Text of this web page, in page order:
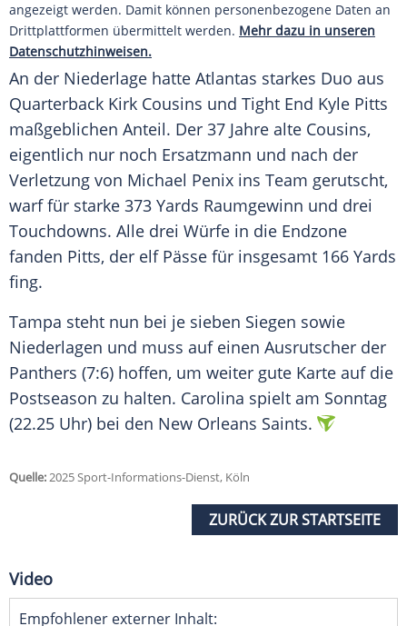
angezeigt werden. Damit können personenbezogene Daten an
Drittplattformen übermittelt werden. Mehr dazu in unseren
Datenschutzhinweisen.
An der Niederlage hatte Atlantas starkes Duo aus
Quarterback Kirk Cousins und Tight End Kyle Pitts
maßgeblichen Anteil. Der 37 Jahre alte Cousins,
eigentlich nur noch Ersatzmann und nach der
Verletzung von Michael Penix ins Team gerutscht,
warf für starke 373 Yards Raumgewinn und drei
Touchdowns. Alle drei Würfe in die Endzone
fanden Pitts, der elf Pässe für insgesamt 166 Yards
fing.
Tampa steht nun bei je sieben Siegen sowie
Niederlagen und muss auf einen Ausrutscher der
Panthers (7:6) hoffen, um weiter gute Karte auf die
Postseason zu halten. Carolina spielt am Sonntag
(22.25 Uhr) bei den New Orleans Saints.
Quelle:2025 Sport-Informations-Dienst, Köln
ZURÜCK ZUR STARTSEITE
Video
Empfohlener externer Inhalt: